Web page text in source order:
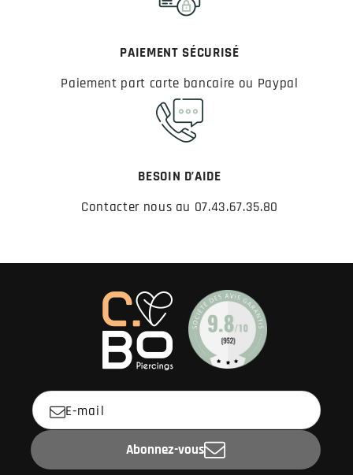
PAIEMENT SÉCURISÉ
Paiement part carte bancaire ou Paypal
BESOIN D’AIDE
Contacter nous au 07.43.67.35.80
E-mail
Abonnez-vous